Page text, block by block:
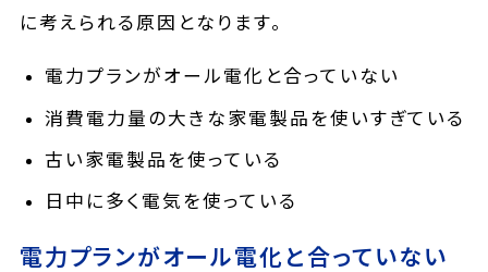
に考えられる原因となります。
電力プランがオール電化と合っていない
消費電力量の大きな家電製品を使いすぎている
古い家電製品を使っている
日中に多く電気を使っている
電力プランがオール電化と合っていない